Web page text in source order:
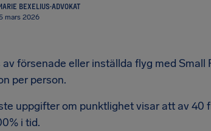
BEXELIUS·ADVOKAT
mars 2026
försenade eller inställda flyg med Small
per person.
uppgifter om punktlighet visar att av 40
i tid.